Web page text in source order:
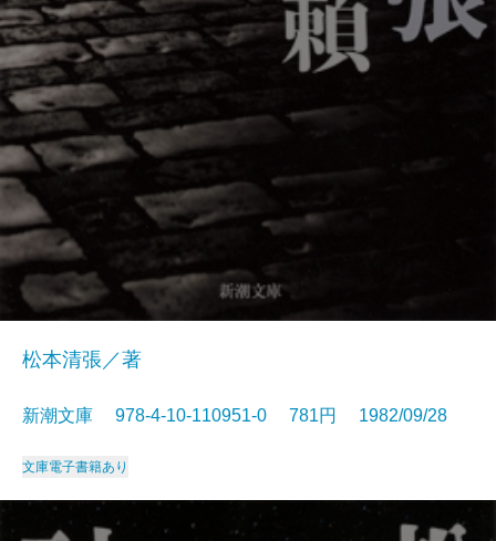
松本清張／著
新潮文庫 978-4-10-110951-0 781円 1982/09/28
文庫電子書籍あり